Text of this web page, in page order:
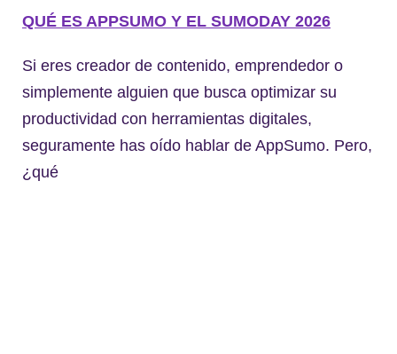
QUÉ ES APPSUMO Y EL SUMODAY 2026
Si eres creador de contenido, emprendedor o
simplemente alguien que busca optimizar su
productividad con herramientas digitales,
seguramente has oído hablar de AppSumo. Pero,
¿qué